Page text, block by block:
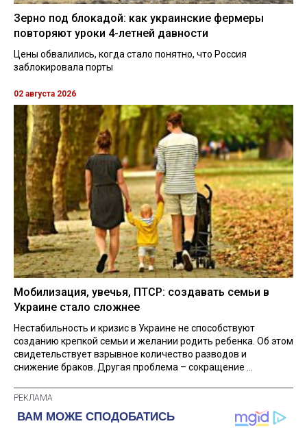
Зерно под блокадой: как украинские фермеры
повторяют уроки 4-летней давности
Цены обвалились, когда стало понятно, что Россия
заблокировала порты
02 августа 2026
Мобилизация, увечья, ПТСР: создавать семьи в
Украине стало сложнее
Нестабильность и кризис в Украине не способствуют
созданию крепкой семьи и желании родить ребенка. Об этом
свидетельствует взрывное количество разводов и
снижение браков. Другая проблема – сокращение ...